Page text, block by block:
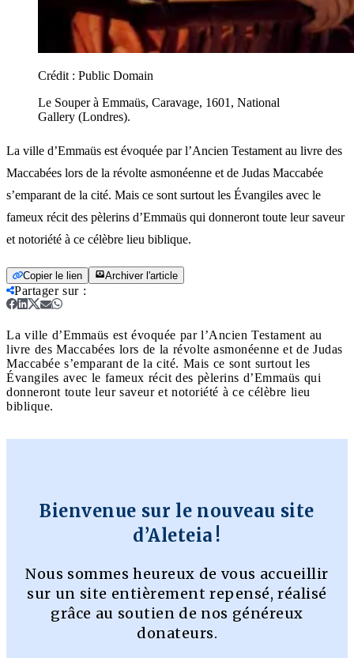
Crédit : Public Domain
Le Souper à Emmaüs, Caravage, 1601, National
Gallery (Londres).
La ville d’Emmaüs est évoquée par l’Ancien Testament au livre des
Maccabées lors de la révolte asmonéenne et de Judas Maccabée
s’emparant de la cité. Mais ce sont surtout les Évangiles avec le
fameux récit des pèlerins d’Emmaüs qui donneront toute leur saveur
et notoriété à ce célèbre lieu biblique.
Copier le lien Archiver l'article
Partager sur:
La ville d’Emmaüs est évoquée par l’Ancien Testament au
livre des Maccabées lors de la révolte asmonéenne et de Judas
Maccabée s’emparant de la cité. Mais ce sont surtout les
Évangiles avec le fameux récit des pèlerins d’Emmaüs qui
donneront toute leur saveur et notoriété à ce célèbre lieu
biblique.
Bienvenue sur le nouveau site
d’Aleteia !
Nous sommes heureux de vous accueillir
sur un site entièrement repensé, réalisé
grâce au soutien de nos généreux
donateurs.